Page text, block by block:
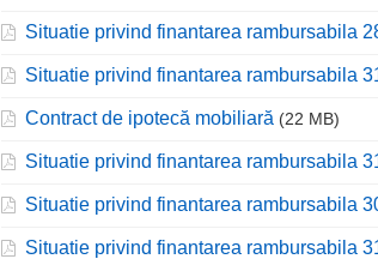
Situatie privind finantarea rambursabila
Situatie privind finantarea rambursabila
Contract de ipotecă mobiliară (22 MB)
Situatie privind finantarea rambursabila
Situatie privind finantarea rambursabila
Situatie privind finantarea rambursabila